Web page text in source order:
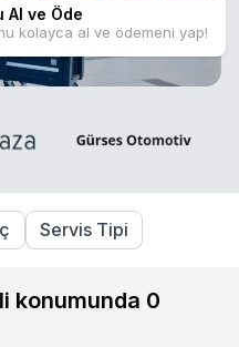
Al ve Öde
kolayca al ve ödemeni yap!
Servis Tipi
konumunda 0